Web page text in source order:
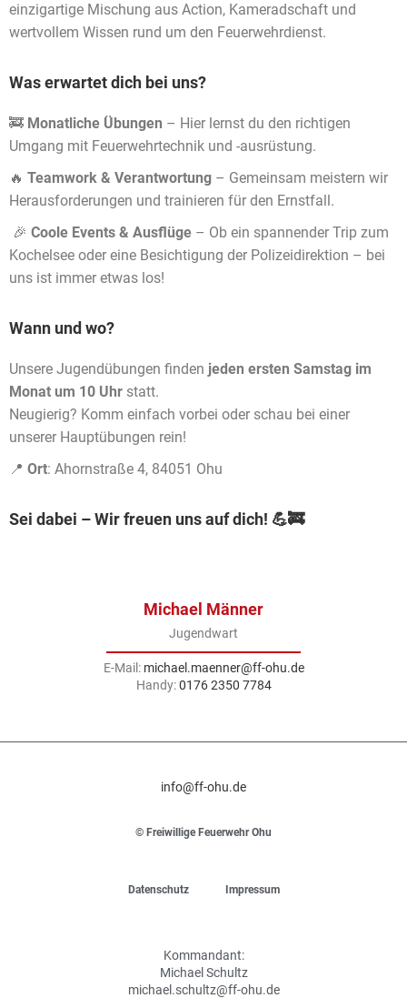
einzigartige Mischung aus Action, Kameradschaft und
wertvollem Wissen rund um den Feuerwehrdienst.
Was erwartet dich bei uns?
🚒 Monatliche Übungen – Hier lernst du den richtigen
Umgang mit Feuerwehrtechnik und -ausrüstung.
🔥 Teamwork & Verantwortung – Gemeinsam meistern wir
Herausforderungen und trainieren für den Ernstfall.
🎉 Coole Events & Ausflüge – Ob ein spannender Trip zum
Kochelsee oder eine Besichtigung der Polizeidirektion – bei
uns ist immer etwas los!
Wann und wo?
Unsere Jugendübungen finden jeden ersten Samstag im
Monat um 10 Uhr statt.
Neugierig? Komm einfach vorbei oder schau bei einer
unserer Hauptübungen rein!
📍 Ort: Ahornstraße 4, 84051 Ohu
Sei dabei – Wir freuen uns auf dich! 💪🚒
Michael Männer
Jugendwart
E-Mail: michael.maenner@ff-ohu.de
Handy:0176 2350 7784
info@ff-ohu.de
© Freiwillige Feuerwehr Ohu
Datenschutz Impressum
Kommandant:
Michael Schultz
michael.schultz@ff-ohu.de